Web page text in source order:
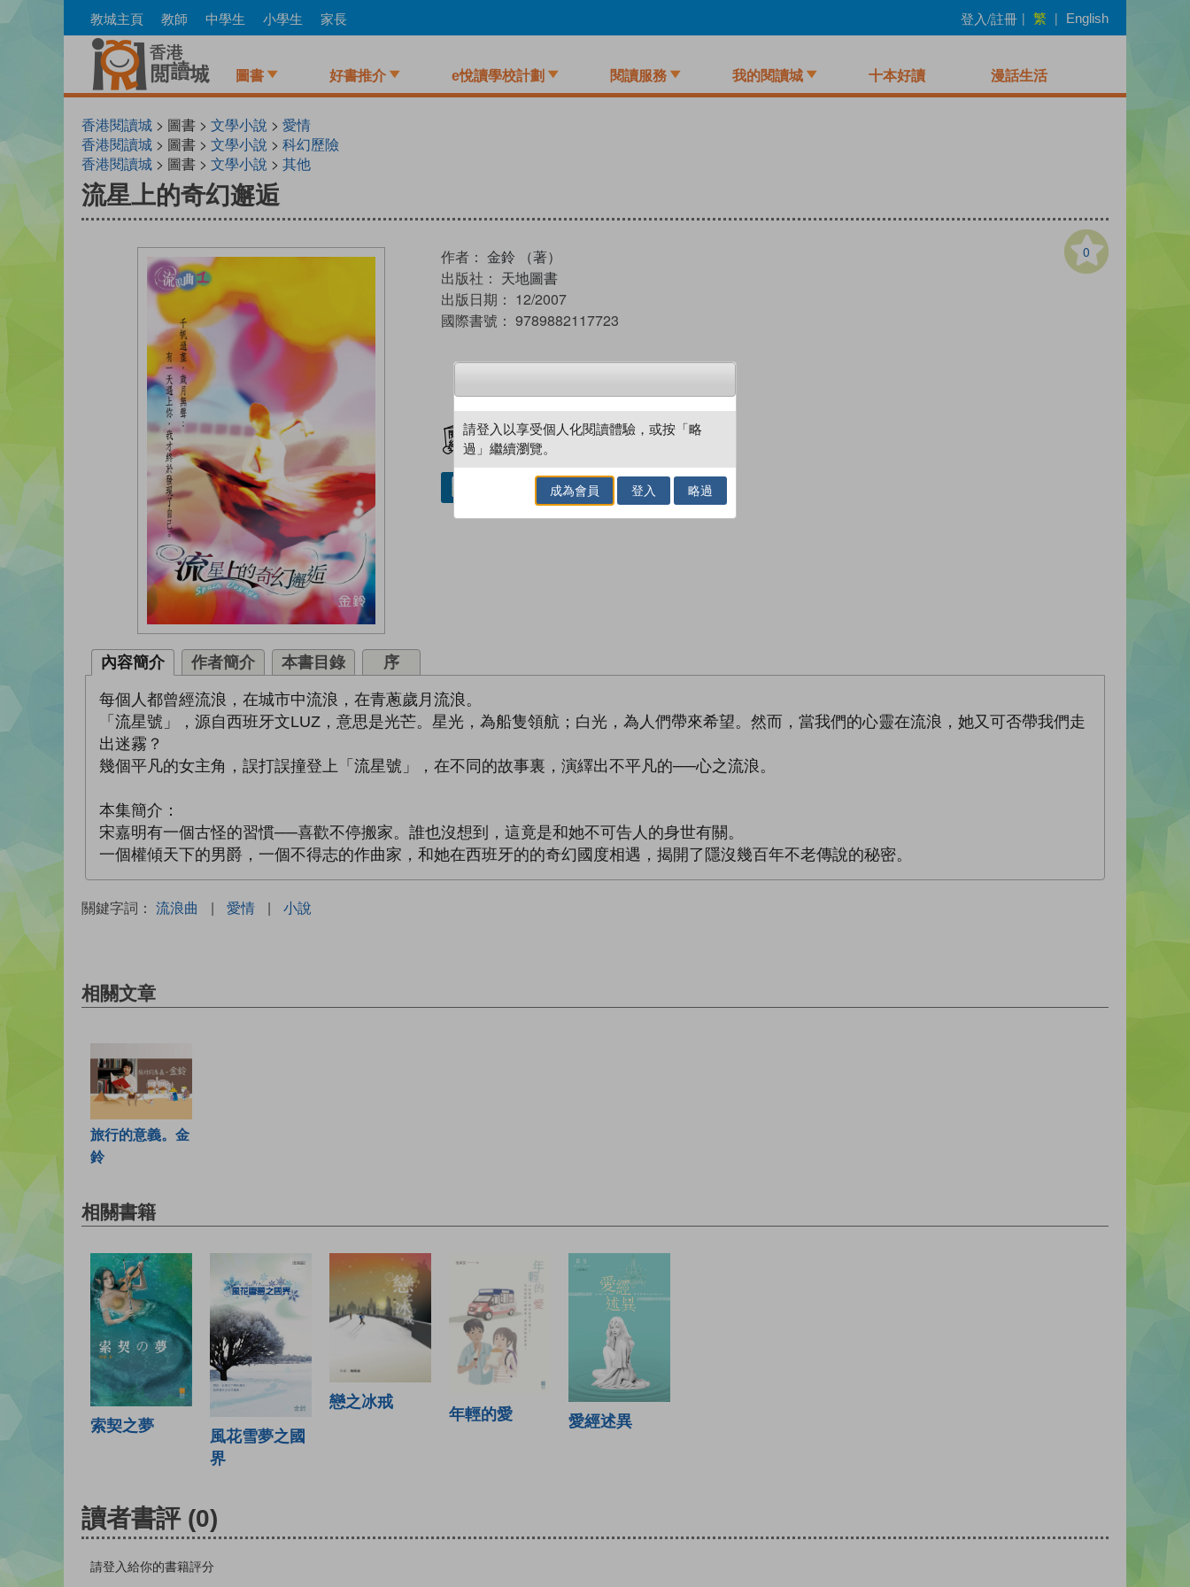
to
教城主頁 教師 中學生 小學生 家長 登入/註冊 | 繁 | English
圖書 好書推介 e悅讀學校計劃 閱讀服務 我的閱讀城 十本好讀 漫話生活
香港閱讀城 > 圖書 > 文學小說 > 愛情
香港閱讀城 > 圖書 > 文學小說 > 科幻歷險
香港閱讀城 > 圖書 > 文學小說 > 其他
流星上的奇幻邂逅
0
作者： 金鈴 （著）
出版社： 天地圖書
出版日期： 12/2007
國際書號： 9789882117723
加入閱讀紀錄
借閱實體書
內容簡介 作者簡介 本書目錄 序
每個人都曾經流浪，在城市中流浪，在青蔥歲月流浪。
「流星號」，源自西班牙文LUZ，意思是光芒。星光，為船隻領航；白光，為人們帶來希望。然而，當我們的心靈在流浪，她又可否帶我們走
出迷霧？
幾個平凡的女主角，誤打誤撞登上「流星號」，在不同的故事裏，演繹出不平凡的──心之流浪。
本集簡介：
宋嘉明有一個古怪的習慣──喜歡不停搬家。誰也沒想到，這竟是和她不可告人的身世有關。
一個權傾天下的男爵，一個不得志的作曲家，和她在西班牙的的奇幻國度相遇，揭開了隱沒幾百年不老傳說的秘密。
關鍵字詞： 流浪曲 | 愛情 | 小說
相關文章
旅行的意義。金
鈴
相關書籍
索契之夢
風花雪夢之國
界
戀之冰戒
年輕的愛 愛經述異
讀者書評 (0)
請登入給你的書籍評分
請登入以享受個人化閱讀體驗，或按「略
過」繼續瀏覽。
成為會員 登入 略過